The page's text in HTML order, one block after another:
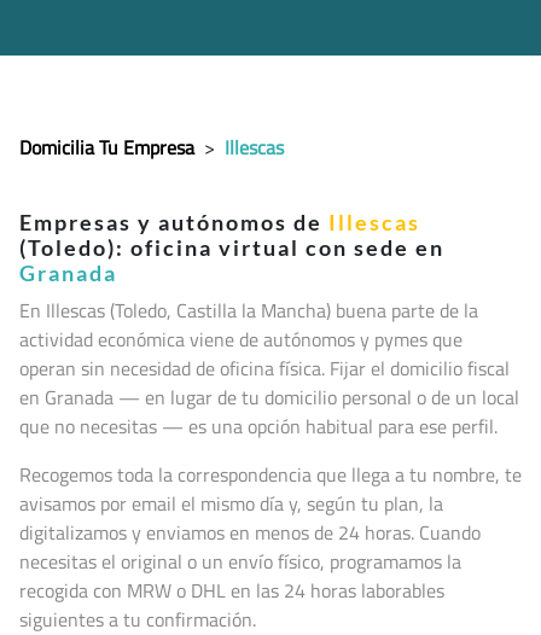
Domicilia Tu Empresa > Illescas
Empresas y autónomos de Illescas
(Toledo): oficina virtual con sede en
Granada
En Illescas (Toledo, Castilla la Mancha) buena parte de la
actividad económica viene de autónomos y pymes que
operan sin necesidad de oficina física. Fijar el domicilio fiscal
en Granada — en lugar de tu domicilio personal o de un local
que no necesitas — es una opción habitual para ese perfil.
Recogemos toda la correspondencia que llega a tu nombre, te
avisamos por email el mismo día y, según tu plan, la
digitalizamos y enviamos en menos de 24 horas. Cuando
necesitas el original o un envío físico, programamos la
recogida con MRW o DHL en las 24 horas laborables
siguientes a tu confirmación.